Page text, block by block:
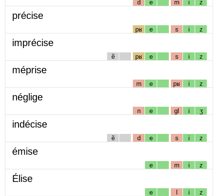
d e m i z
précise
pʁ e s i z
imprécise
ẽ pʁ e s i z
méprise
m e pʁ i z
néglige
n e gl i ʒ
indécise
ẽ d e s i z
émise
e m i z
Élise
e l i z